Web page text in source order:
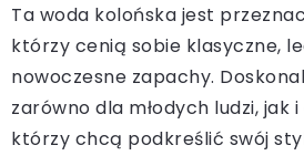
Ta woda kolońska jest
którzy cenią sobie klasyczne,
nowoczesne zapachy.
zarówno dla młodych ludzi, jak
którzy chcą podkreślić swój